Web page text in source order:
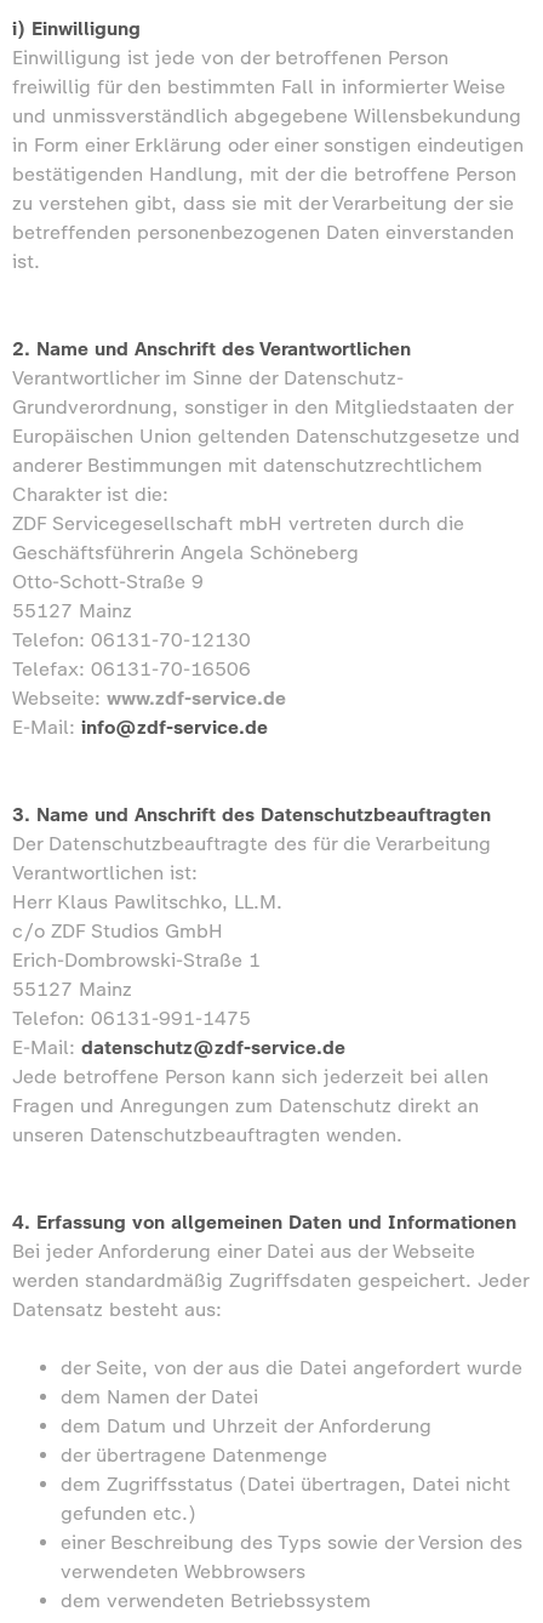
i) Einwilligung
Einwilligung ist jede von der betroffenen Person
freiwillig für den bestimmten Fall in informierter Weise
und unmissverständlich abgegebene Willensbekundung
in Form einer Erklärung oder einer sonstigen eindeutigen
bestätigenden Handlung, mit der die betroffene Person
zu verstehen gibt, dass sie mit der Verarbeitung der sie
betreffenden personenbezogenen Daten einverstanden
ist.
2. Name und Anschrift des Verantwortlichen
Verantwortlicher im Sinne der Datenschutz-
Grundverordnung, sonstiger in den Mitgliedstaaten der
Europäischen Union geltenden Datenschutzgesetze und
anderer Bestimmungen mit datenschutzrechtlichem
Charakter ist die:
ZDF Servicegesellschaft mbH vertreten durch die
Geschäftsführerin Angela Schöneberg
Otto-Schott-Straße 9
55127 Mainz
Telefon: 06131-70-12130
Telefax: 06131-70-16506
Webseite: www.zdf-service.de
E-Mail: info@zdf-service.de
3. Name und Anschrift des Datenschutzbeauftragten
Der Datenschutzbeauftragte des für die Verarbeitung
Verantwortlichen ist:
Herr Klaus Pawlitschko, LL.M.
c/o ZDF Studios GmbH
Erich-Dombrowski-Straße 1
55127 Mainz
Telefon: 06131-991-1475
E-Mail: datenschutz@zdf-service.de
Jede betroffene Person kann sich jederzeit bei allen
Fragen und Anregungen zum Datenschutz direkt an
unseren Datenschutzbeauftragten wenden.
4. Erfassung von allgemeinen Daten und Informationen
Bei jeder Anforderung einer Datei aus der Webseite
werden standardmäßig Zugriffsdaten gespeichert. Jeder
Datensatz besteht aus:
der Seite, von der aus die Datei angefordert wurde
dem Namen der Datei
dem Datum und Uhrzeit der Anforderung
der übertragene Datenmenge
dem Zugriffsstatus (Datei übertragen, Datei nicht
gefunden etc.)
einer Beschreibung des Typs sowie der Version des
verwendeten Webbrowsers
dem verwendeten Betriebssystem